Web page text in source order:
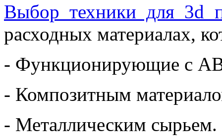
Выбор техники для 3d
расходных материалах,
- Функционирующие с
- Композитным
- Металлическим сырьем.